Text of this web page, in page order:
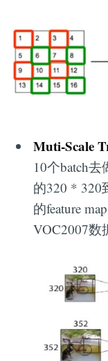
Muti-Scale
10个batch
的320 * 320
的feature
VOC2007数